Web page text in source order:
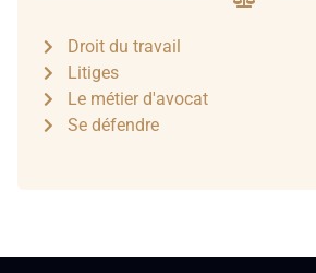
Droit du travail
Litiges
Le métier d'avocat
Se défendre